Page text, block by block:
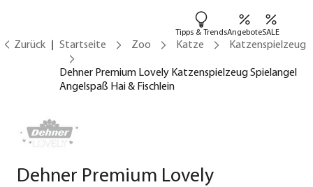
Tipps & TrendsAngeboteSALE
Zurück Startseite Zoo Katze Katzenspielzeug
Dehner Premium Lovely Katzenspielzeug Spielangel
Angelspaß Hai & Fischlein
Dehner Premium Lovely